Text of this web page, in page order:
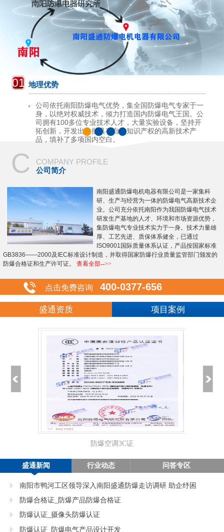
01 地理优势
公司依托南阳防爆电气优势，集全国防爆电气专家于一
身，以绝对权威技术，倾力打造国内防爆电气王国。公
司拥有100多位专业技术人才，大量实验设备，坚持开
拓创新，开发出一批具有自主知识产权的高新技术产
品，填补了多项国内空白。
C
COMPANY PROFILE
公司简介
南阳盛通防爆电机电器有限公司是一家集科
研、生产与经营为一体的防爆电气高新技术企
业。公司充分依托南阳作为我国防爆电气技术
研发生产基地的人才、环境和市场资源优势，
集防爆电气专业技术实力于一身。技术力量雄
厚、工艺先进、质保体系健全，已通过
ISO9001国际质量体系认证，产品按国家标准
GB3836——2000及IEC标准设计制造，并取得国家防爆行业质量监管部门颁发的
防爆合格证和生产许可证。查看全部-->>
点击免费咨询 400-0377-656
盛通资质 项目案例
防爆空调3C证
盛通新闻 行业动态 问答专区
南阳市鸭河工区领导深入南阳盛通防爆走访调研 助企纾困
促发展
防爆合格证_防爆产品防爆合格证
防爆认证_摄像头防爆认证
防爆认证_防爆电气产品设计开发